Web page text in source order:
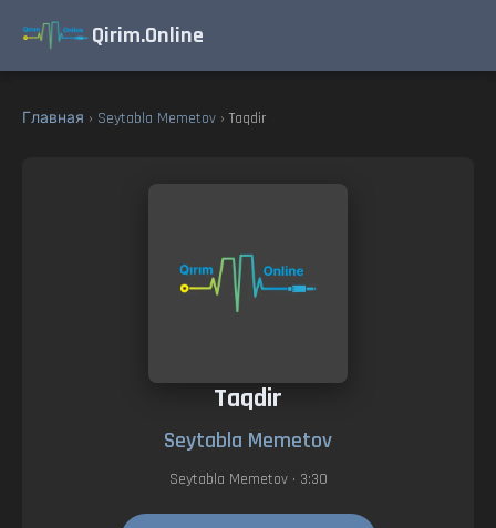
Qirim.Online
Главная › Seytabla Memetov › Taqdir
Taqdir
Seytabla Memetov
Seytabla Memetov• 3:30